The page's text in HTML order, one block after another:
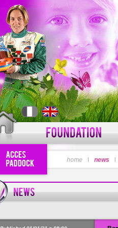
LOGIN
Forgot your
home news